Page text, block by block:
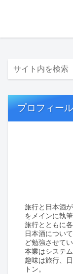
プロフィー
旅行と日本酒
をメインに執筆
旅行とともに
日本酒につい
ど勉強させて
本業はシステ
趣味は旅行、
トン。